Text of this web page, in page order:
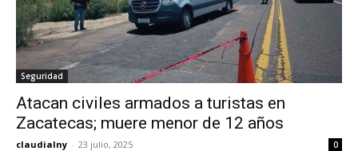
Seguridad
Atacan civiles armados a turistas en
Zacatecas; muere menor de 12 años
claudialny - 23 julio, 2025 0